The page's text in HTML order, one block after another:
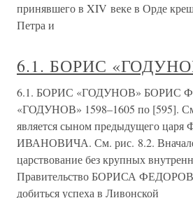
принявшего в XIV веке в Орде
Петра и
6.1. БОРИС
6.1. БОРИС «ГОДУНОВ» БОРИС
«ГОДУНОВ» 1598–1605 по [595].
является сыном предыдущего
ИВАНОВИЧА. См. рис. 8.2.
царствование без крупных
Правительство БОРИСА
добиться успеха в Ливонской